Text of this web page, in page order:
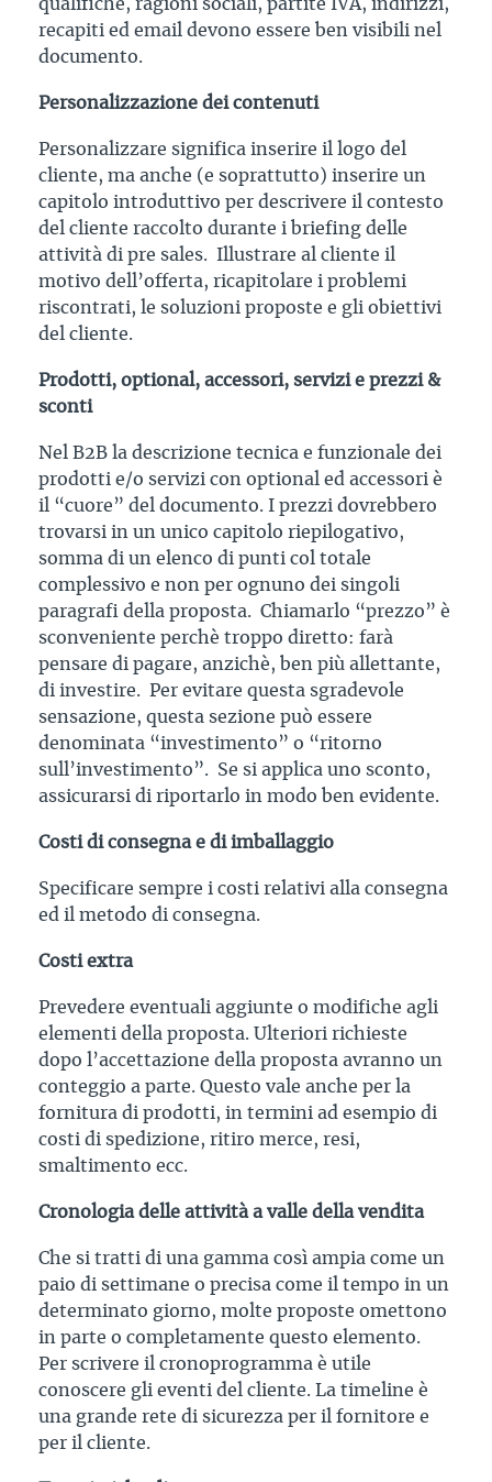
qualifiche, ragioni sociali, partite IVA, indirizzi,
recapiti ed email devono essere ben visibili nel
documento.
Personalizzazione dei contenuti
Personalizzare significa inserire il logo del
cliente, ma anche (e soprattutto) inserire un
capitolo introduttivo per descrivere il contesto
del cliente raccolto durante i briefing delle
attività di pre sales. Illustrare al cliente il
motivo dell’offerta, ricapitolare i problemi
riscontrati, le soluzioni proposte e gli obiettivi
del cliente.
Prodotti, optional, accessori, servizi e prezzi &
sconti
Nel B2B la descrizione tecnica e funzionale dei
prodotti e/o servizi con optional ed accessori è
il “cuore” del documento. I prezzi dovrebbero
trovarsi in un unico capitolo riepilogativo,
somma di un elenco di punti col totale
complessivo e non per ognuno dei singoli
paragrafi della proposta. Chiamarlo “prezzo” è
sconveniente perchè troppo diretto: farà
pensare di pagare, anzichè, ben più allettante,
di investire. Per evitare questa sgradevole
sensazione, questa sezione può essere
denominata “investimento” o “ritorno
sull’investimento”. Se si applica uno sconto,
assicurarsi di riportarlo in modo ben evidente.
Costi di consegna e di imballaggio
Specificare sempre i costi relativi alla consegna
ed il metodo di consegna.
Costi extra
Prevedere eventuali aggiunte o modifiche agli
elementi della proposta. Ulteriori richieste
dopo l’accettazione della proposta avranno un
conteggio a parte. Questo vale anche per la
fornitura di prodotti, in termini ad esempio di
costi di spedizione, ritiro merce, resi,
smaltimento ecc.
Cronologia delle attività a valle della vendita
Che si tratti di una gamma così ampia come un
paio di settimane o precisa come il tempo in un
determinato giorno, molte proposte omettono
in parte o completamente questo elemento.
Per scrivere il cronoprogramma è utile
conoscere gli eventi del cliente. La timeline è
una grande rete di sicurezza per il fornitore e
per il cliente.